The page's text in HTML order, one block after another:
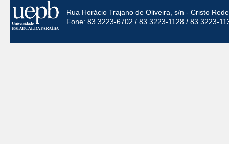
Rua Horácio Trajano de Oliveira, s/n - Cristo
Fone: 83 3223-6702 / 83 3223-1128 / 83 3223-